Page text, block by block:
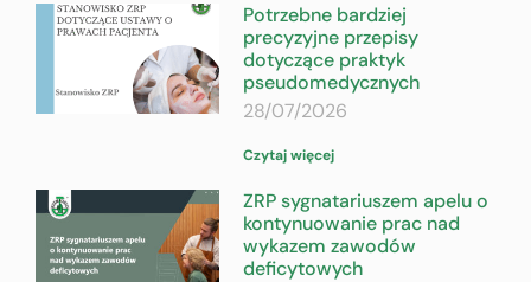
Potrzebne bardziej
precyzyjne przepisy
dotyczące praktyk
pseudomedycznych
28/07/2026
Czytaj więcej
ZRP sygnatariuszem apelu o
kontynuowanie prac nad
wykazem zawodów
deficytowych